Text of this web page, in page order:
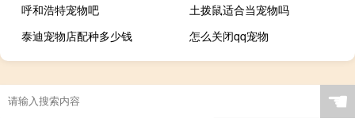
呼和浩特宠物吧
土拨鼠适合当宠物吗
泰迪宠物店配种多少钱
怎么关闭qq宠物
☚